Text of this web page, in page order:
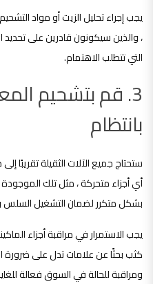
يجب إجراء تحليل الزيت أو مواد
، والذين سيكونون قادرين على تحديد
التي تتطلب الاهتمام.
3. قم بتشحيم
بانتظام
ستحتاج جميع الآلات الثقيلة تقريبًا
أي أجزاء متحركة ، مثل تلك
بشكل متكرر لضمان التشغيل السلس
يجب الاستمرار في مراقبة أجزاء
كثب بحثًا عن علامات تدل على ضرورة
ومراقبة للحالة في السوق فعالة